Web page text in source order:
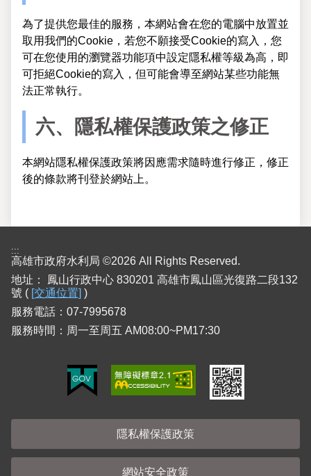
為了提供您最佳的服務，本網站會在您的電腦中放置並
取用我們的Cookie，若您不願接受Cookie的寫入，您
可在您使用的瀏覽器功能項中設定隱私權等級為高，即
可拒絕Cookie的寫入，但可能會導至網站某些功能無
法正常執行。
六、隱私權保護政策之修正
本網站隱私權保護政策將因應需求隨時進行修正，修正
後的條款將刊登於網站上。
:::
高雄市政府水利局 ©2026 All Rights Reserved.
地址：
鳳山行政中心 830201 高雄市鳳山區光復路二段132
號 ( [交通位置] )
服務電話：07-7995678
服務時間：周一至周五 AM08:00~PM17:30
隱私權保護政策
網站安全政策